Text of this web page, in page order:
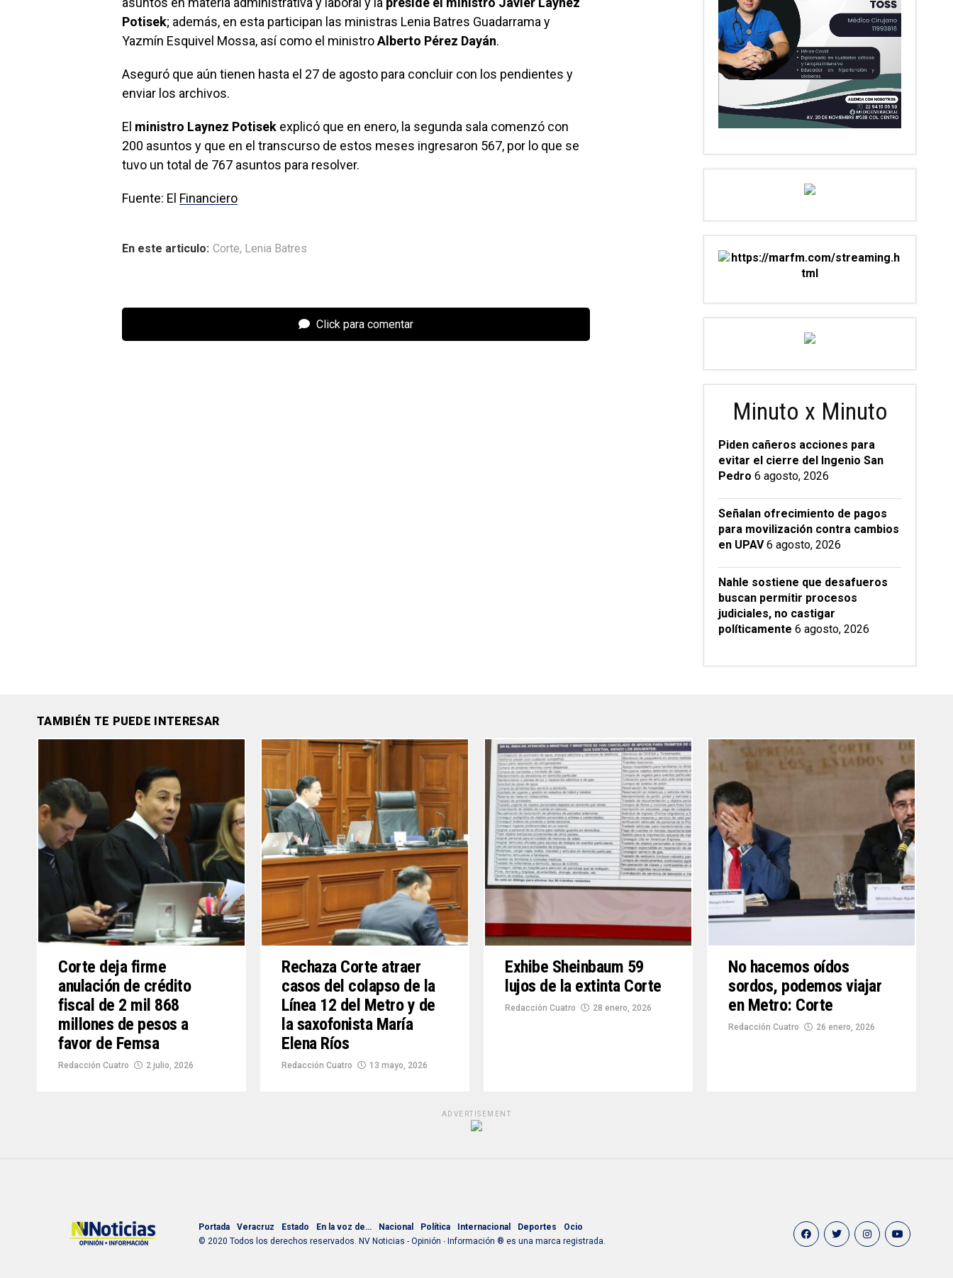
Potisek; además, en esta participan las ministras Lenia Batres Guadarrama y
Yazmín Esquivel Mossa, así como el ministroAlberto Pérez Dayán.
Aseguró que aún tienen hasta el 27 de agosto para concluir con los pendientes y
enviar los archivos.
El ministro Laynez Potisek explicó que en enero, la segunda sala comenzó con
200 asuntos y que en el transcurso de estos meses ingresaron 567, por lo que se
tuvo un total de 767 asuntos para resolver.
Fuente: El Financiero
En este articulo: Corte, Lenia Batres
Click para comentar
Minuto x Minuto
Piden cañeros acciones para
evitar el cierre del Ingenio San
Pedro 6 agosto, 2026
Señalan ofrecimiento de pagos
para movilización contra cambios
en UPAV 6 agosto, 2026
Nahle sostiene que desafueros
buscan permitir procesos
judiciales, no castigar
políticamente 6 agosto, 2026
TAMBIÉN TE PUEDE INTERESAR
Corte deja firme
anulación de crédito
fiscal de 2 mil 868
millones de pesos a
favor de Femsa
Redacción Cuatro 2 julio, 2026
Rechaza Corte atraer
casos del colapso de la
Línea 12 del Metro y de
la saxofonista María
Elena Ríos
Redacción Cuatro 13 mayo, 2026
Exhibe Sheinbaum 59
lujos de la extinta Corte
Redacción Cuatro 28 enero, 2026
No hacemos oídos
sordos, podemos viajar
en Metro: Corte
Redacción Cuatro 26 enero, 2026
ADVERTISEMENT
Portada Veracruz Estado En la voz de… Nacional Política Internacional Deportes
Ocio
© 2020 Todos los derechos reservados. NV Noticias - Opinión ∙ Información ® es una marca registrada.